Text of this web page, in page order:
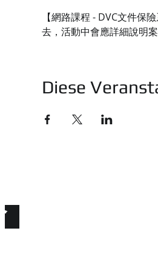
【網路課程 - DVC文件保
去，活動中會應詳細說明
Diese
限公司